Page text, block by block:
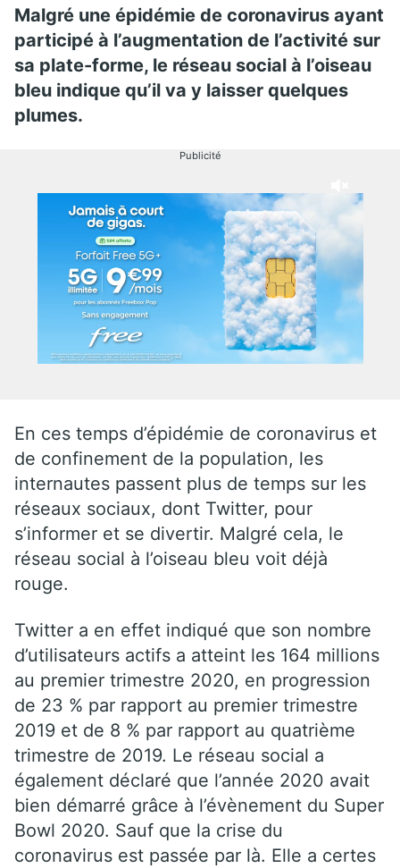
Malgré une épidémie de coronavirus ayant
participé à l’augmentation de l’activité sur
sa plate-forme, le réseau social à l’oiseau
bleu indique qu’il va y laisser quelques
plumes.
Publicité
En ces temps d’épidémie de coronavirus et
de confinement de la population, les
internautes passent plus de temps sur les
réseaux sociaux, dont Twitter, pour
s’informer et se divertir. Malgré cela, le
réseau social à l’oiseau bleu voit déjà
rouge.
Twitter a en effet indiqué que son nombre
d’utilisateurs actifs a atteint les 164 millions
au premier trimestre 2020, en progression
de 23 % par rapport au premier trimestre
2019 et de 8 % par rapport au quatrième
trimestre de 2019. Le réseau social a
également déclaré que l’année 2020 avait
bien démarré grâce à l’évènement du Super
Bowl 2020. Sauf que la crise du
coronavirus est passée par là. Elle a certes